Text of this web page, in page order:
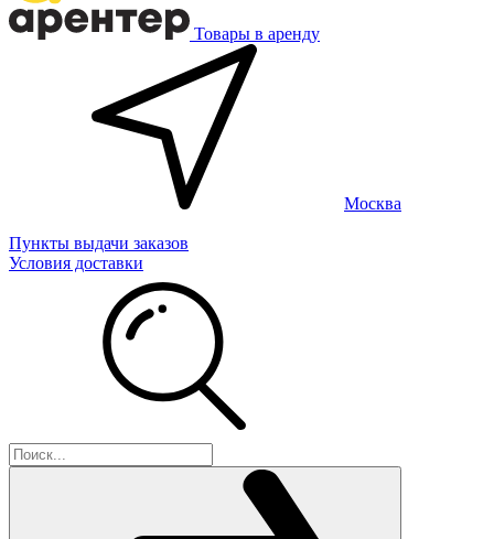
Товары в аренду
Москва
Пункты выдачи заказов
Условия доставки